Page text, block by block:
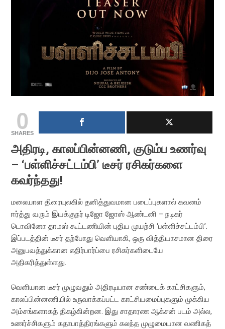
0
SHARES
அதிரடி, காலப்பின்னணி, குடும்ப உணர்வு
– ‘பள்ளிச்சட்டம்பி’ டீசர் ரசிகர்களை
கவர்ந்தது!
மலையாள திரையுலகில் தனித்துவமான படைப்புகளால் கவனம்
ஈர்த்து வரும் இயக்குநர் டிஜோ ஜோஸ் ஆண்டனி – நடிகர்
டொவினோ தாமஸ் கூட்டணியின் புதிய முயற்சி ‘பள்ளிச்சட்டம்பி’.
இப்படத்தின் டீசர் தற்போது வெளியாகி, ஒரு வித்தியாசமான திரை
அனுபவத்துக்கான எதிர்பார்ப்பை ரசிகர்களிடையே
அதிகரித்துள்ளது.
வெளியான டீசர் முழுவதும் அதிரடியான சண்டைக் காட்சிகளும்,
காலப்பின்னணியில் உருவாக்கப்பட்ட காட்சியமைப்புகளும் முக்கிய
அம்சங்களாகத் திகழ்கின்றன. இது சாதாரண ஆக்சன் படம் அல்ல,
உணர்ச்சிகளும் கதாபாத்திரங்களும் கலந்த முழுமையான வணிகத்